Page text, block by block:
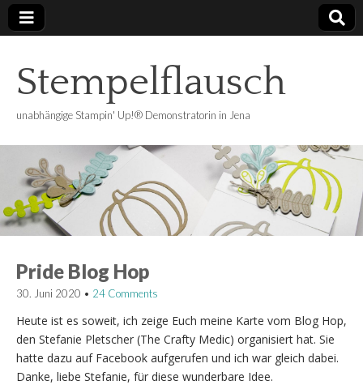
Stempelflausch
unabhängige Stampin' Up!® Demonstratorin in Jena
Pride Blog Hop
30. Juni 2020 • 24 Comments
Heute ist es soweit, ich zeige Euch meine Karte vom Blog Hop,
den Stefanie Pletscher (The Crafty Medic) organisiert hat. Sie
hatte dazu auf Facebook aufgerufen und ich war gleich dabei.
Danke, liebe Stefanie, für diese wunderbare Idee.